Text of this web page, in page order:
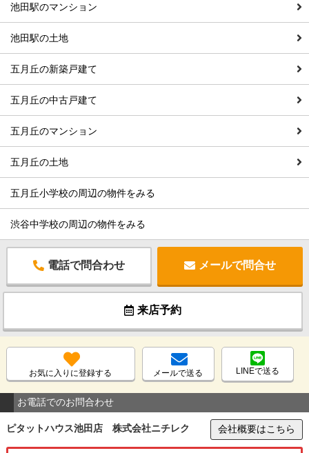
池田駅のマンション
池田駅の土地
五月丘の新築戸建て
五月丘の中古戸建て
五月丘のマンション
五月丘の土地
五月丘小学校の周辺の物件をみる
渋谷中学校の周辺の物件をみる
電話で問合わせ メールで問合せ
来店予約
お気に入りに登録する メールで送る LINEで送る
お電話でのお問合わせ
ピタットハウス池田店 株式会社ニチレク 会社概要はこちら